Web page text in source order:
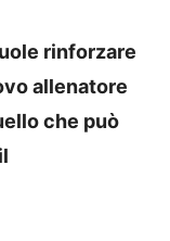
rinforzare
allenatore
che può